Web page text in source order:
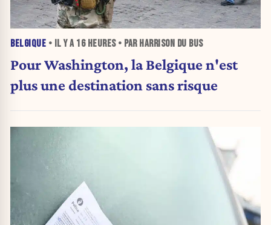
BELGIQUE • IL Y A 16 HEURES• PAR HARRISON DU BUS
Pour Washington, la Belgique n'est
plus une destination sans risque